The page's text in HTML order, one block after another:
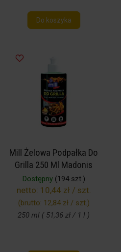
Do koszyka
Mill Żelowa Podpałka Do
Grilla 250 Ml Madonis
Dostępny(194 szt.)
netto: 10,44 zł / szt.
(brutto: 12,84 zł / szt.)
250 ml ( 51,36 zł / 1 l )